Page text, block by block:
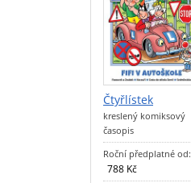
Čtyřlístek
kreslený komiksový
časopis
Roční předplatné od:
788 Kč